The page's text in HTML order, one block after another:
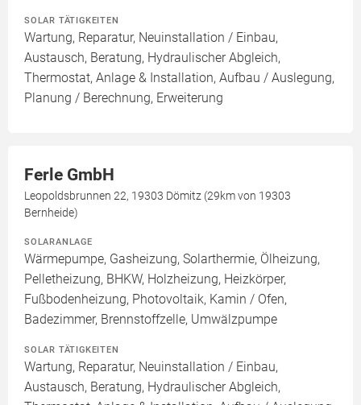
SOLAR TÄTIGKEITEN
Wartung, Reparatur, Neuinstallation / Einbau,
Austausch, Beratung, Hydraulischer Abgleich,
Thermostat, Anlage & Installation, Aufbau / Auslegung,
Planung / Berechnung, Erweiterung
Ferle GmbH
Leopoldsbrunnen 22, 19303 Dömitz (29km von 19303
Bernheide)
SOLARANLAGE
Wärmepumpe, Gasheizung, Solarthermie, Ölheizung,
Pelletheizung, BHKW, Holzheizung, Heizkörper,
Fußbodenheizung, Photovoltaik, Kamin / Ofen,
Badezimmer, Brennstoffzelle, Umwälzpumpe
SOLAR TÄTIGKEITEN
Wartung, Reparatur, Neuinstallation / Einbau,
Austausch, Beratung, Hydraulischer Abgleich,